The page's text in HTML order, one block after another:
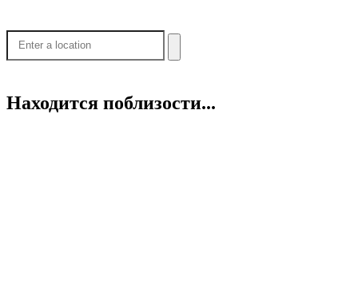
Находится поблизости...